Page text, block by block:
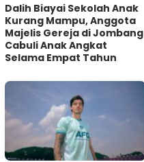
Dalih Biayai Sekolah Anak
Kurang Mampu, Anggota
Majelis Gereja di Jombang
Cabuli Anak Angkat
Selama Empat Tahun